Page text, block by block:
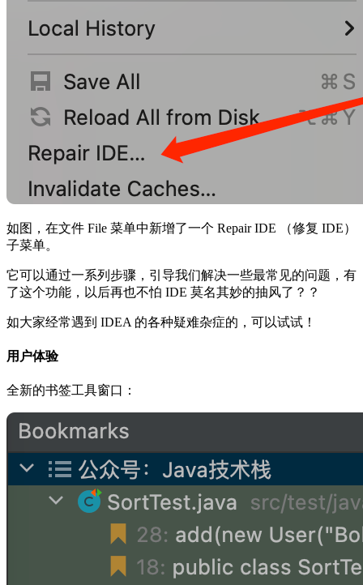
如图，在文件 File 菜单中新增了一个 Repair IDE （修复 IDE）
子菜单。
它可以通过一系列步骤，引导我们解决一些最常见的问题，有
了这个功能，以后再也不怕 IDE 莫名其妙的抽风了？？
如大家经常遇到 IDEA 的各种疑难杂症的，可以试试！
用户体验
全新的书签工具窗口：